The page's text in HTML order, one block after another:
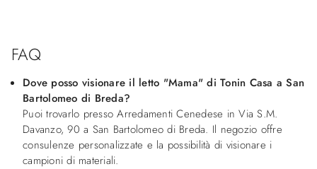
FAQ
Dove posso visionare il letto "Mama" di Tonin Casa a San
Bartolomeo di Breda?
Puoi trovarlo presso Arredamenti Cenedese in Via S.M.
Davanzo, 90 a San Bartolomeo di Breda. Il negozio offre
consulenze personalizzate e la possibilità di visionare i
campioni di materiali.